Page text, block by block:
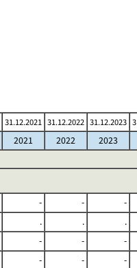
31.12.2021 31.12.2022 31.12.2023
2021 2022
2023
- -
-
. .
.
- -
-
- -
-